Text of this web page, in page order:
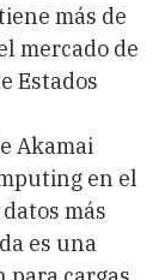
más de
mercado de
Estados
Akamai
en el
más
es una